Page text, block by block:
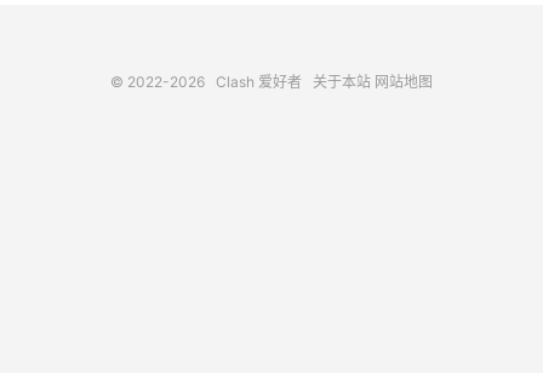
© 2022-2026 Clash 爱好者 关于本站 网站地图